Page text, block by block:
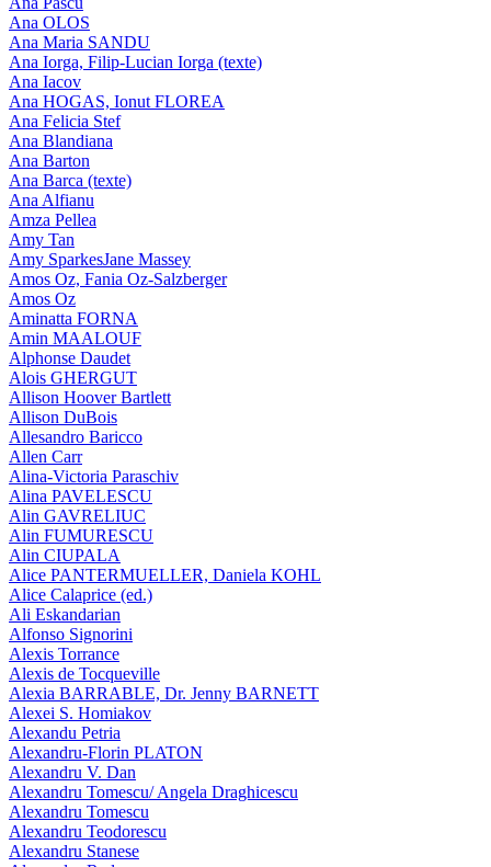
Ana OLOS
Ana Maria SANDU
Ana Iorga, Filip-Lucian Iorga (texte)
Ana Iacov
Ana HOGAS, Ionut FLOREA
Ana Felicia Stef
Ana Blandiana
Ana Barton
Ana Barca (texte)
Ana Alfianu
Amza Pellea
Amy Tan
Amy SparkesJane Massey
Amos Oz, Fania Oz-Salzberger
Amos Oz
Aminatta FORNA
Amin MAALOUF
Alphonse Daudet
Alois GHERGUT
Allison Hoover Bartlett
Allison DuBois
Allesandro Baricco
Allen Carr
Alina-Victoria Paraschiv
Alina PAVELESCU
Alin GAVRELIUC
Alin FUMURESCU
Alin CIUPALA
Alice PANTERMUELLER, Daniela KOHL
Alice Calaprice (ed.)
Ali Eskandarian
Alfonso Signorini
Alexis Torrance
Alexis de Tocqueville
Alexia BARRABLE, Dr. Jenny BARNETT
Alexei S. Homiakov
Alexandu Petria
Alexandru-Florin PLATON
Alexandru V. Dan
Alexandru Tomescu/ Angela Draghicescu
Alexandru Tomescu
Alexandru Teodorescu
Alexandru Stanese